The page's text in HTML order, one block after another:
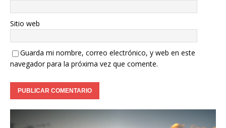
Sitio web
Guarda mi nombre, correo electrónico, y web en este
navegador para la próxima vez que comente.